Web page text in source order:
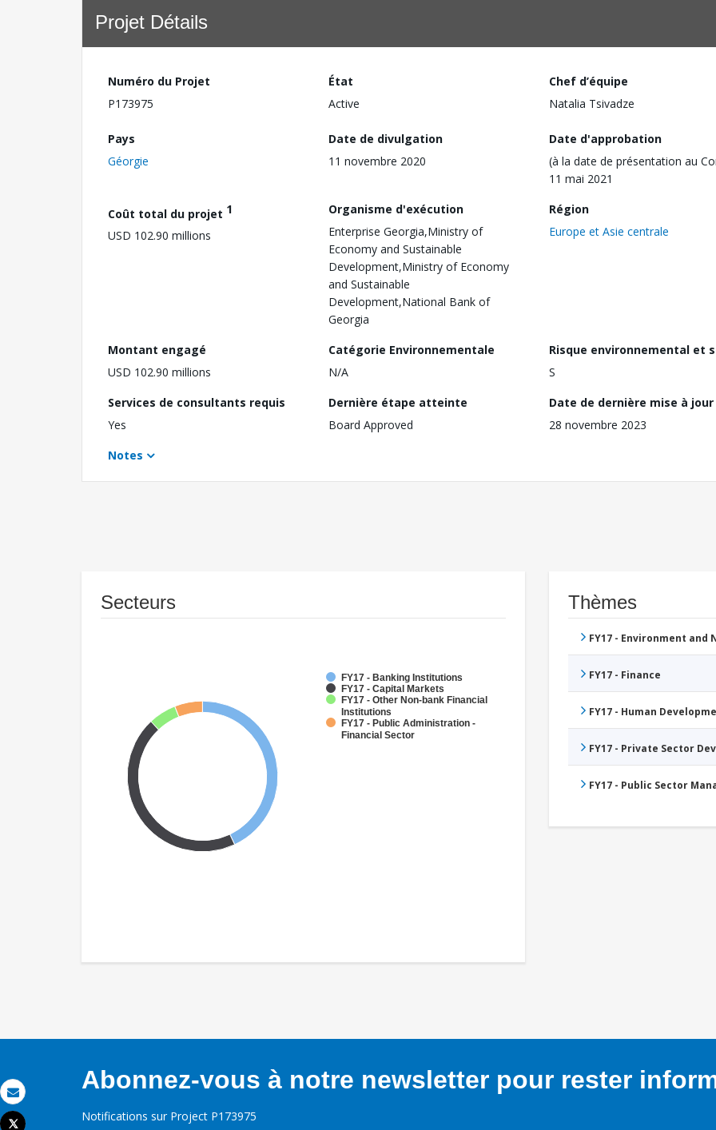
Email
Tweet
Projet Détails
Numéro du Projet
P173975
État
Active
Chef d’équipe
Natalia Tsivadze
Pays
Géorgie
Date de divulgation
11 novembre 2020
Date d'approbation
(à la date de présentation au
11 mai 2021
Coût total du projet 1
USD 102.90 millions
Organisme d'exécution
Enterprise Georgia,Ministry of
Economy and Sustainable
Development,Ministry of Economy
and Sustainable
Development,National Bank of
Georgia
Région
Europe et Asie centrale
Montant engagé
USD 102.90 millions
Catégorie Environnementale
N/A
Risque environnemental et
S
Services de consultants requis
Yes
Dernière étape atteinte
Board Approved
Date de dernière mise à jour
28 novembre 2023
Notes
Secteurs
FY17 - Banking Institutions
FY17 - Capital Markets
FY17 - Other Non-bank Financial
Institutions
FY17 - Public Administration -
Financial Sector
Thèmes
FY17 - Environment
FY17 - Finance
FY17 - Human
FY17 - Private Sector
FY17 - Public Sector
Abonnez-vous à notre newsletter pour rester
Notifications sur Project P173975